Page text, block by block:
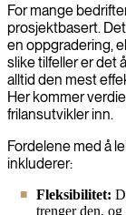
For mange
prosjektbasert.
en oppgradering,
slike tilfeller er det
alltid den mest
Her kommer
frilansutvikler inn.
Fordelene med å
inkluderer:
Fleksibilitet:
trenger den,